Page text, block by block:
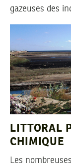
gazeuses des
LITTORAL
CHIMIQUE
Les